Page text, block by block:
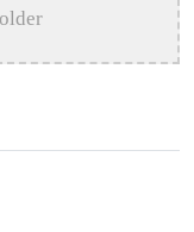
বৃদ্ধ গ্রেপ্তার